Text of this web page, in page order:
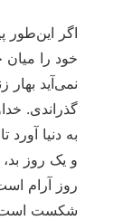
اگر
خود را
نمی‌آید
گذراندی.
به دنیا
و یک روز
روز آرام
شکست است